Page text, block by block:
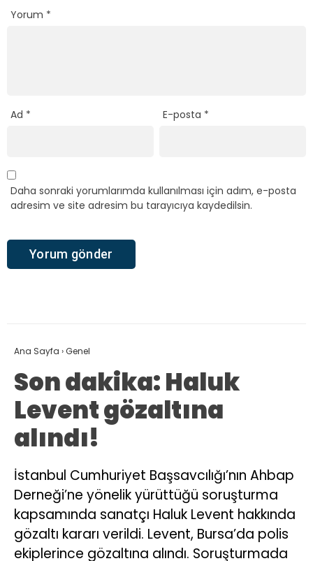
Yorum *
Ad * E-posta *
Daha sonraki yorumlarımda kullanılması için adım, e-posta
adresim ve site adresim bu tarayıcıya kaydedilsin.
Ana Sayfa ›Genel
Son dakika: Haluk
Levent gözaltına
alındı!
İstanbul Cumhuriyet Başsavcılığı’nın Ahbap
Derneği’ne yönelik yürüttüğü soruşturma
kapsamında sanatçı Haluk Levent hakkında
gözaltı kararı verildi. Levent, Bursa’da polis
ekiplerince gözaltına alındı. Soruşturmada